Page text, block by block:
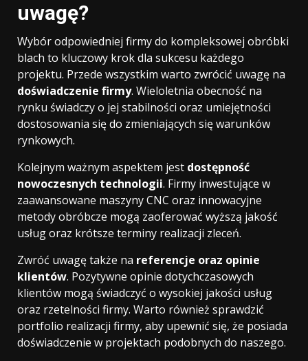
uwagę?
Wybór odpowiedniej firmy do kompleksowej obróbki
blach to kluczowy krok dla sukcesu każdego
projektu. Przede wszystkim warto zwrócić uwagę na
doświadczenie firmy. Wieloletnia obecność na
rynku świadczy o jej stabilności oraz umiejętności
dostosowania się do zmieniających się warunków
rynkowych.
Kolejnym ważnym aspektem jest dostępność
nowoczesnych technologii. Firmy inwestujące w
zaawansowane maszyny CNC oraz innowacyjne
metody obróbcze mogą zaoferować wyższą jakość
usług oraz krótsze terminy realizacji zleceń.
Zwróć uwagę także na referencje oraz opinie
klientów. Pozytywne opinie dotychczasowych
klientów mogą świadczyć o wysokiej jakości usług
oraz rzetelności firmy. Warto również sprawdzić
portfolio realizacji firmy, aby upewnić się, że posiada
doświadczenie w projektach podobnych do naszego.